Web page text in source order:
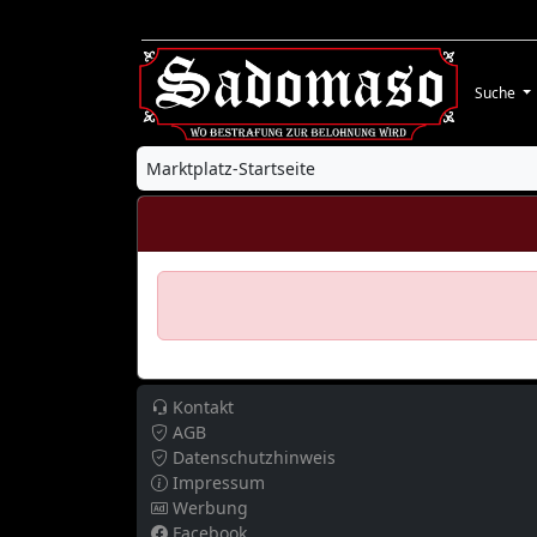
Suche
Marktplatz-Startseite
Kontakt
AGB
Datenschutzhinweis
Impressum
Werbung